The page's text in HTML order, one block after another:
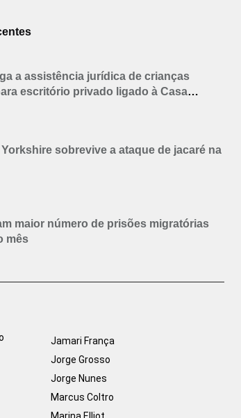
a assistência jurídica de crianças
escritório privado ligado à Casa
sobrevive a ataque de jacaré na
maior número de prisões migratórias
mês
Jamari França
Jorge Grosso
Jorge Nunes
Marcus Coltro